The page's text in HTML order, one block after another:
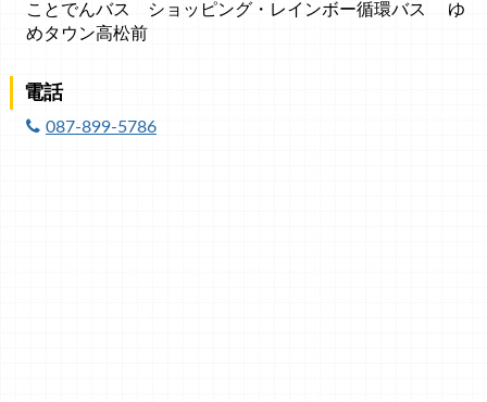
ことでんバス ショッピング・レインボー循環バス ゆ
めタウン高松前
電話
087-899-5786